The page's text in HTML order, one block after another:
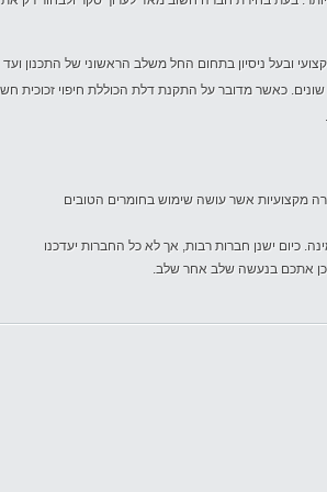
ובעל ניסיון בתחום החל משלב הראשוני של התכנון ועד
כאשר מדובר על התקנת דלת הכוללת חיפוי זכוכית
מקצועיות אשר עושה שימוש בחומרים הטובים
כיום ישנן חברות רבות, אך לא כל החברות יעדכנו
אתכם בנעשה שלב אחר שלב.